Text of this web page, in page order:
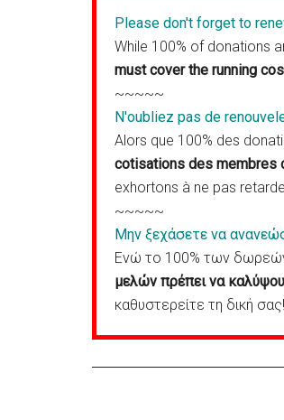
Please don't forget to
While 100% of donations
must cover the running
~~~~~
N'oubliez pas de
Alors que 100% des
cotisations des membres
exhortons à ne pas
~~~~~
Μην ξεχάσετε να
Ενώ το 100% των
μελών πρέπει να
καθυστερείτε τη δική σας!